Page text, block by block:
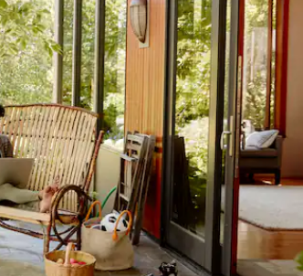
les parcourir ou en appuyant et en faisant glisser.